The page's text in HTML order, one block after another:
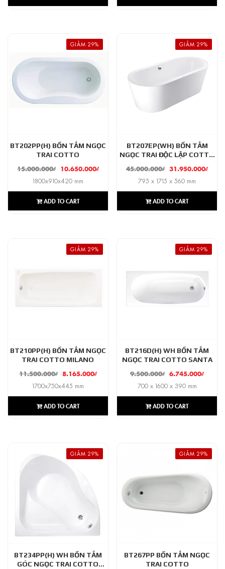
GIẢM 29%
BT202PP(H) BỒN TẮM NGỌC
TRAI COTTO
15.000.000₫ 10.650.000₫
1800x910x420 mm
ADD TO CART
GIẢM 29%
BT207EP(WH) BỒN TẮM
NGỌC TRAI ĐỘC LẬP COTTO
45.000.000₫ 31.950.000₫
795 x 1715 x 560 mm
ADD TO CART
GIẢM 29%
BT210PP(H) BỒN TẮM NGỌC
TRAI COTTO MILANO
11.500.000₫ 8.165.000₫
1700x750x445 mm
ADD TO CART
GIẢM 29%
BT216D(H) WH BỒN TẮM
NGỌC TRAI COTTO SANTA
9.500.000₫ 6.745.000₫
700 x 1600 x 390 mm
ADD TO CART
GIẢM 29%
BT234PP(H) WH BỒN TẮM
GÓC NGỌC TRAI COTTO
GIẢM 29%
BT267PP BỒN TẮM NGỌC
TRAI COTTO